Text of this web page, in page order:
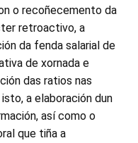
o recoñecemento da
retroactivo, a
da fenda salarial de
de xornada e
das ratios nas
a elaboración dun
así como o
que tiña a